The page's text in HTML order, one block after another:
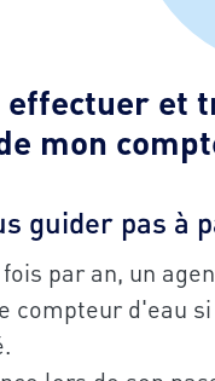
effectuer et
mon
guider pas à
par an, un
compteur d'eau